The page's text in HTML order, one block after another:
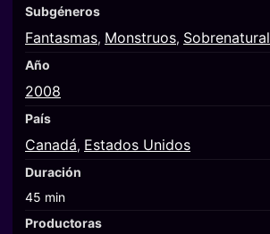
Subgéneros
Fantasmas, Monstruos, Sobrenatural
Año
2008
País
Canadá, Estados Unidos
Duración
45 min
Productoras